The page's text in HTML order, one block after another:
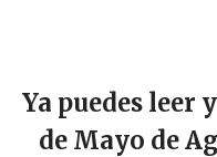
Ya puedes leer
de Mayo de